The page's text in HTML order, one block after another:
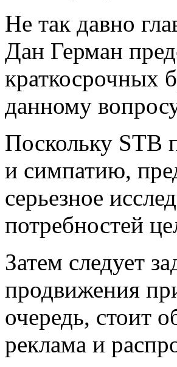
Не так давно
Дан Герман
краткосрочных
данному
Поскольку STB
и симпатию,
серьезное
потребностей
Затем следует
продвижения
очередь, стоит
реклама и